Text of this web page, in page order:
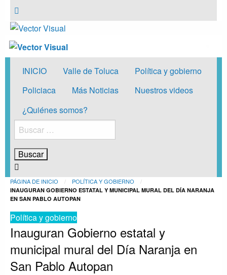
Vector Visual
Noticias y Producción Audiovisual
Vector Visual
Noticias y Producción Audiovisual
INICIO
Valle de Toluca
Política y gobierno
Policiaca
Más Noticias
Nuestros videos
¿Quiénes somos?
Buscar:
PÁGINA DE INICIO POLÍTICA Y GOBIERNO
INAUGURAN GOBIERNO ESTATAL Y MUNICIPAL MURAL DEL DÍA NARANJA
EN SAN PABLO AUTOPAN
Política y gobierno
Inauguran Gobierno estatal y
municipal mural del Día Naranja en
San Pablo Autopan